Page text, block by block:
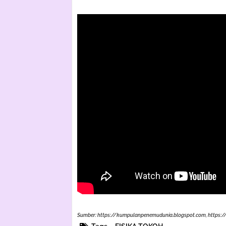
Sumber: https://kumpulanpenemudunia.blogspot.com, https://